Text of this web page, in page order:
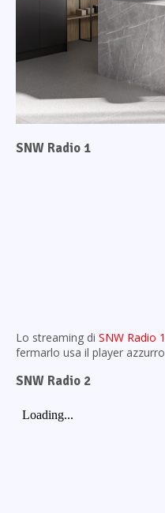
SNW Radio 1
Lo streaming di SNW Radio 1
fermarlo usa il player azzurro
SNW Radio 2